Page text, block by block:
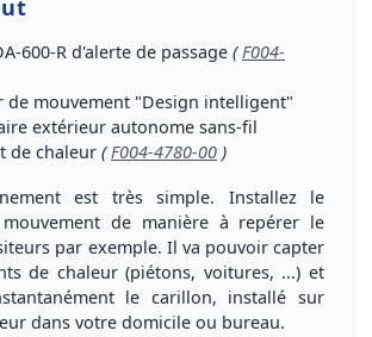
600-R d'alerte de passage ( F004-
de mouvement "Design intelligent"
extérieur autonome sans-fil
de chaleur ( F004-4780-00 )
est très simple. Installez le
de manière à repérer le
par exemple. Il va pouvoir capter
de chaleur (piétons, voitures, ...) et
le carillon, installé sur
dans votre domicile ou bureau.